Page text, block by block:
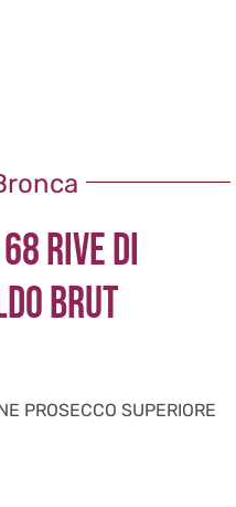
RIVE DI
BRUT
PROSECCO SUPERIORE